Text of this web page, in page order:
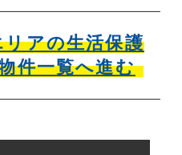
アの生活保護
件一覧へ進む